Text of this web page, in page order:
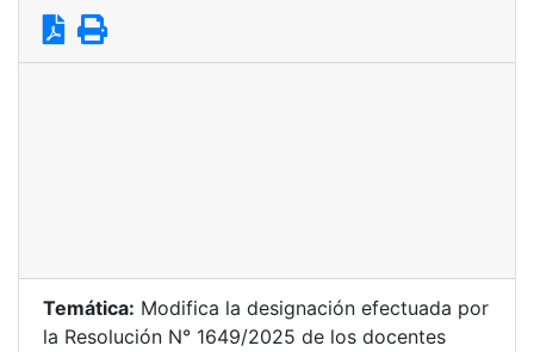
Temática: Modifica la designación efectuada por
la Resolución N° 1649/2025 de los docentes